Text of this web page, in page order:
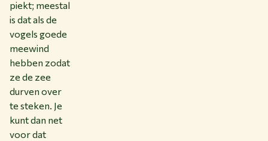
piekt; meestal
is dat als de
vogels goede
meewind
hebben zodat
ze de zee
durven over
te steken. Je
kunt dan net
voor dat